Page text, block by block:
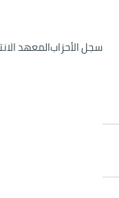
سجل الأحزابالمعهد